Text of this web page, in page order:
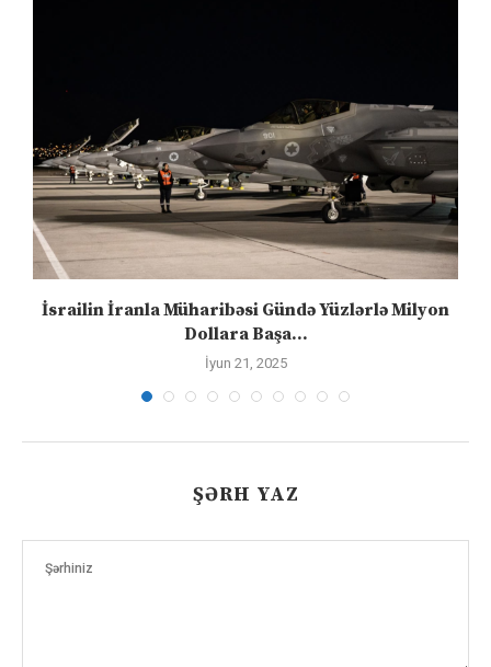
İsrailin İranla Müharibəsi Gündə Yüzlərlə Milyon
Dollara Başa...
İyun 21, 2025
ŞƏRH YAZ